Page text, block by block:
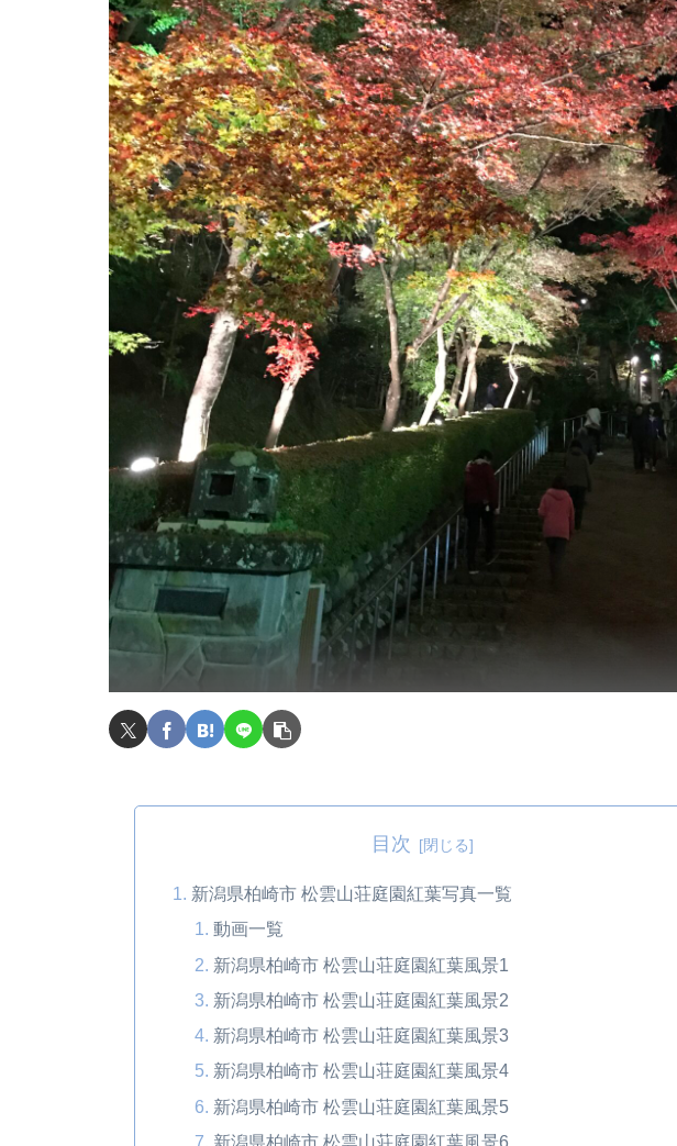
目次
新潟県柏崎市 松雲山荘庭園紅葉写真一覧
動画一覧
新潟県柏崎市 松雲山荘庭園紅葉風景1
新潟県柏崎市 松雲山荘庭園紅葉風景2
新潟県柏崎市 松雲山荘庭園紅葉風景3
新潟県柏崎市 松雲山荘庭園紅葉風景4
新潟県柏崎市 松雲山荘庭園紅葉風景5
新潟県柏崎市 松雲山荘庭園紅葉風景6